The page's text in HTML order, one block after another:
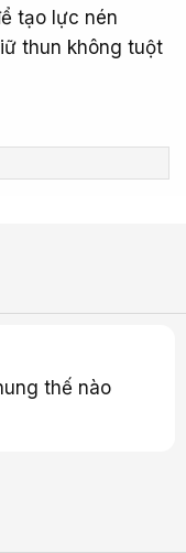
tạo lực nén
thun không tuột
thế nào